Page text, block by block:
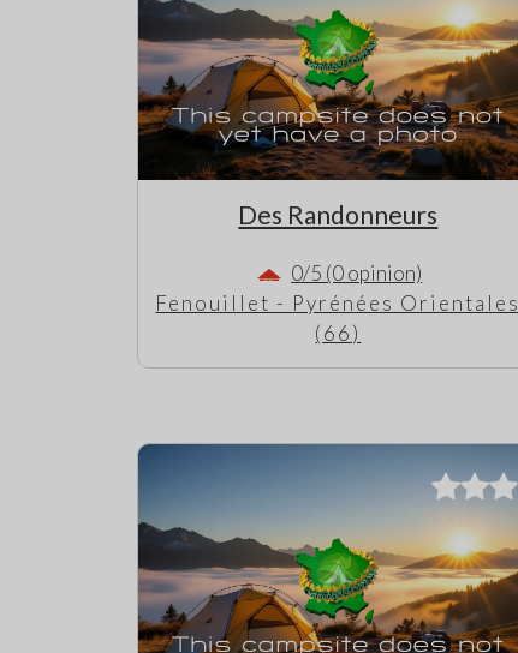
Des Randonneurs
0/5 (0 opinion)
Fenouillet - Pyrénées Orientales
(66)